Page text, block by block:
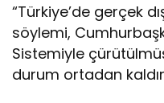
“Türkiye’de gerçek
söylemi,
Sistemiyle
durum ortadan